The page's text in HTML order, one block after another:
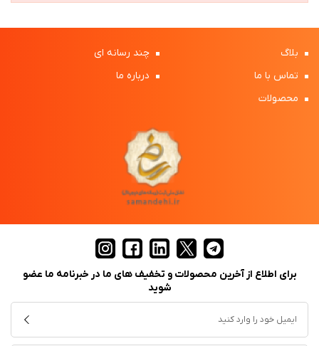
بلاگ
چند رسانه ای
تماس با ما
درباره ما
محصولات
برای اطلاع از آخرین محصولات و تخفیف های ما در خبرنامه ما عضو
شوید